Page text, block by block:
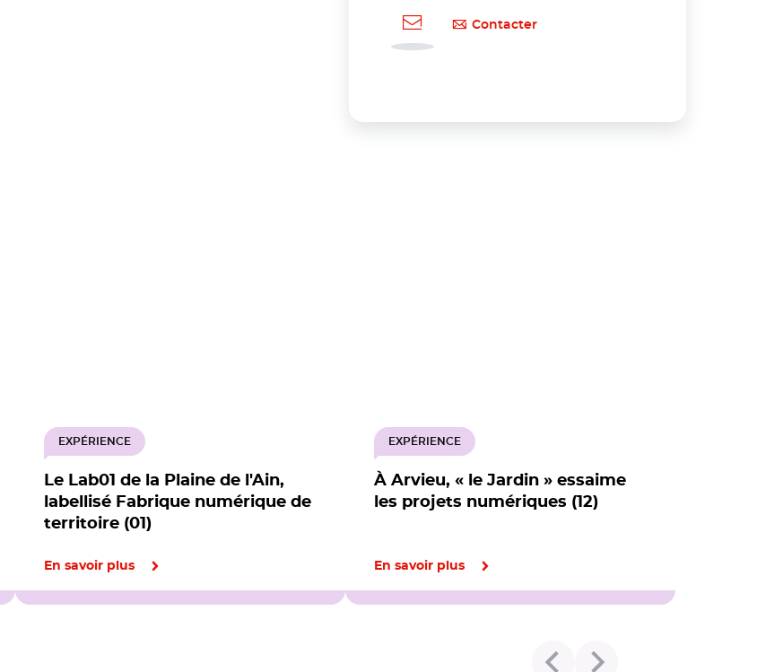
Contacter
Le Lab01 de la Plaine de l'Ain,
labellisé Fabrique numérique de
territoire (01)
EXPÉRIENCE
En savoir plus
À Arvieu, « le Jardin » essaime
les projets numériques (12)
EXPÉRIENCE
En savoir plus